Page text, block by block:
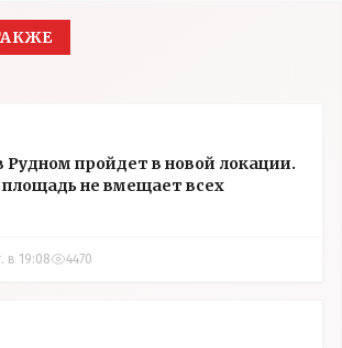
Рудном пройдет в новой локации.
не вмещает всех
в 19:08 4470